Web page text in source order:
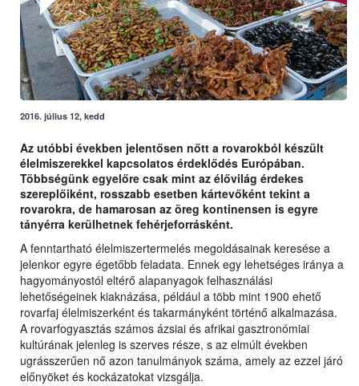
2016. július 12, kedd
Az utóbbi években jelentősen nőtt a rovarokból készült
élelmiszerekkel kapcsolatos érdeklődés Európában.
Többségünk egyelőre csak mint az élővilág érdekes
szereplőiként, rosszabb esetben kártevőként tekint a
rovarokra, de hamarosan az öreg kontinensen is egyre
tányérra kerülhetnek fehérjeforrásként.
A fenntartható élelmiszertermelés megoldásainak keresése a
jelenkor egyre égetőbb feladata. Ennek egy lehetséges iránya a
hagyományostól eltérő alapanyagok felhasználási
lehetőségeinek kiaknázása, például a több mint 1900 ehető
rovarfaj élelmiszerként és takarmányként történő alkalmazása.
A rovarfogyasztás számos ázsiai és afrikai gasztronómiai
kultúrának jelenleg is szerves része, s az elmúlt években
ugrásszerűen nő azon tanulmányok száma, amely az ezzel járó
előnyöket és kockázatokat vizsgálja.